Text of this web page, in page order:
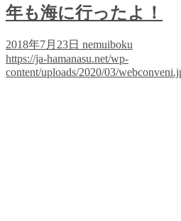
年も海に行ったよ！
2018年7月23日 nemuiboku
https://ja-hamanasu.net/wp-
content/uploads/2020/03/